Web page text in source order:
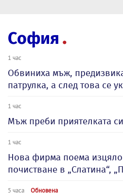
София
1 час
Обвиниха мъж,
патрулка, а след това се
1 час
Мъж преби приятелката
1 час
Нова фирма поема изцяло
почистване в „Слатина“,
5 часа Обновена